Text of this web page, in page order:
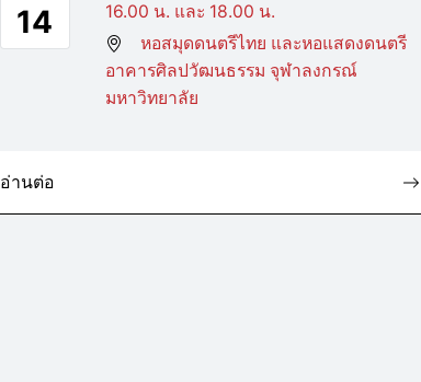
14
16.00 น. และ 18.00 น.
หอสมุดดนตรีไทย และหอแสดงดนตรี
อาคารศิลปวัฒนธรรม จุฬาลงกรณ์
มหาวิทยาลัย
อ่านต่อ